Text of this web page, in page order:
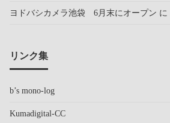
ヨドバシカメラ池袋 6月末にオープン に
リンク集
b’s mono-log
Kumadigital-CC